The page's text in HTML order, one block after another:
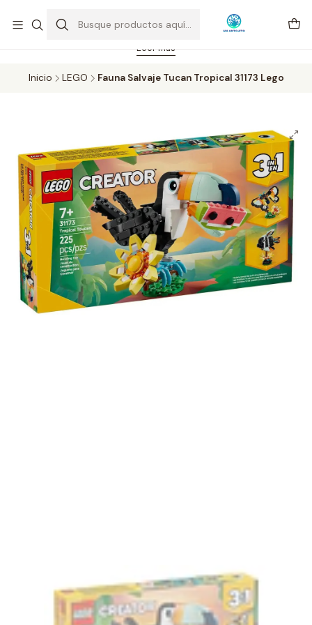
Feriado 21-05-2026 atención hasta las 14 hrs. Envío GRATIS mismo
día solo área Metropolitana Santiago por compras desde CLP 39.900.
Pedidos hasta 16 hrs., sábados y domingos hasta 14 hrs.
Leer más
Inicio LEGO Fauna Salvaje Tucan Tropical 31173 Lego